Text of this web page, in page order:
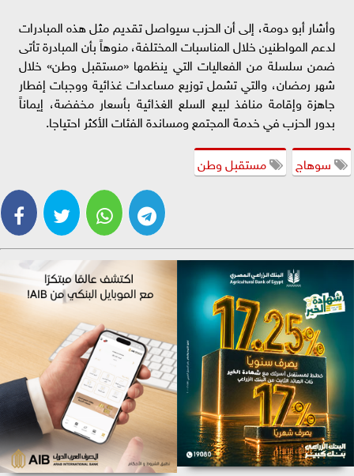
وأشار أبو دومة، إلى أن الحزب سيواصل تقديم مثل هذه المبادرات
لدعم المواطنين خلال المناسبات المختلفة، منوهاً بأن المبادرة تأتى
ضمن سلسلة من الفعاليات التي ينظمها «مستقبل وطن» خلال
شهر رمضان، والتي تشمل توزيع مساعدات غذائية ووجبات إفطار
جاهزة وإقامة منافذ لبيع السلع الغذائية بأسعار مخفضة، إيماناً
بدور الحزب في خدمة المجتمع ومساندة الفئات الأكثر احتياجا.
سوهاج
مستقبل وطن